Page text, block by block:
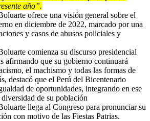
año”.
ofrece una visión general sobre el
en diciembre de 2022, marcado por una
y casos de abusos policiales y
comienza su discurso presidencial
afirmando que su gobierno continuará
el machismo y todas las formas de
destacó que el Perú del Bicentenario
de oportunidades, integrando en ese
de su población
llega al Congreso para pronunciar su
con motivo de las Fiestas Patrias.